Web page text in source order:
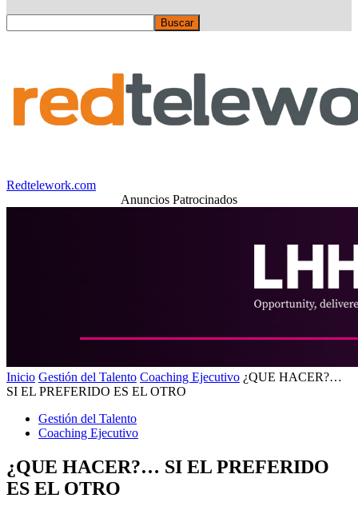
Redtelework.com
Anuncios Patrocinados
Inicio Gestión del Talento Coaching Ejecutivo ¿QUE HACER?…
SI EL PREFERIDO ES EL OTRO
Gestión del Talento
Coaching Ejecutivo
¿QUE HACER?… SI EL PREFERIDO
ES EL OTRO